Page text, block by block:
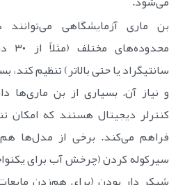
بن ماری‌ آزمایشگاهی
سانتیگراد یا حتی بالاتر) تنظیم کند،
و نیاز آن. بسیاری از بن ماری‌ها
کنترلر دیجیتال هستند که امکان
فراهم می‌کند. برخی از مدل‌ها
سیرکوله کردن (چرخش آب برای